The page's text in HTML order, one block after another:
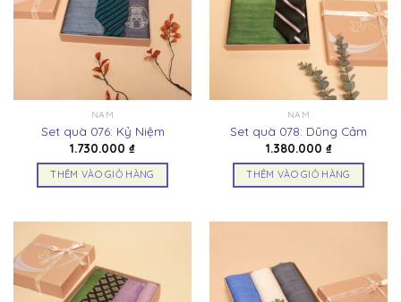
NAM
Set quà 076: Kỷ Niệm
1.730.000 ₫
THÊM VÀO GIỎ HÀNG
NAM
Set quà 078: Dũng Cảm
1.380.000 ₫
THÊM VÀO GIỎ HÀNG